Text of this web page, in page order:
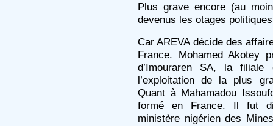
Plus grave encore (au
devenus les otages politiques
Car AREVA décide des
France. Mohamed Akotey
d’Imouraren SA, la filiale
l’exploitation de la plus
Quant à Mahamadou
formé en France. Il fut
ministère nigérien des